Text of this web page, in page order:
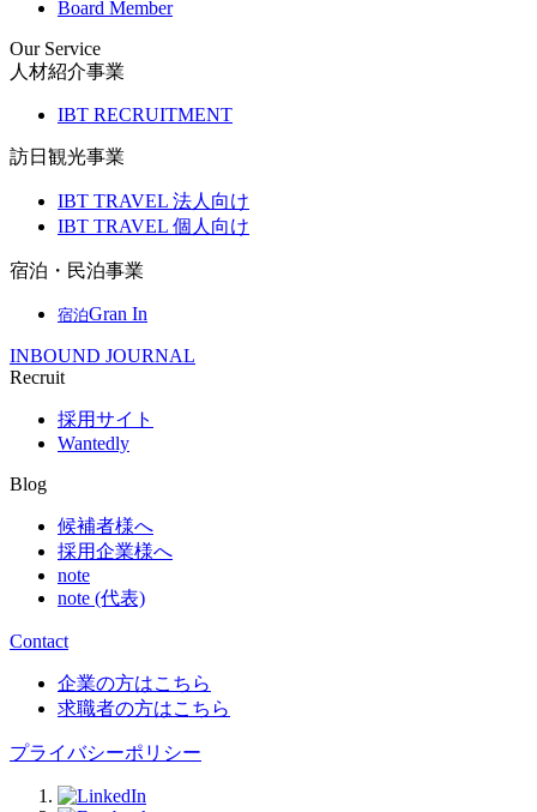
Board Member
Our Service
人材紹介事業
IBT RECRUITMENT
訪日観光事業
IBT TRAVEL 法人向け
IBT TRAVEL 個人向け
宿泊・民泊事業
宿泊Gran In
INBOUND JOURNAL
Recruit
採用サイト
Wantedly
Blog
候補者様へ
採用企業様へ
note
note (代表)
Contact
企業の方はこちら
求職者の方はこちら
プライバシーポリシー